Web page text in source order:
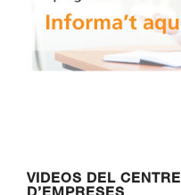
VIDEOS DEL CENTRE